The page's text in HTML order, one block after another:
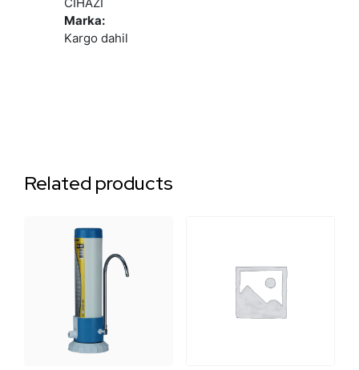
Marka:
Kargo dahil
Related products